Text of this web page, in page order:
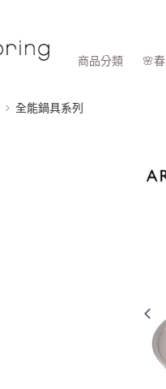
商品分類 🌸
全能鍋具系列